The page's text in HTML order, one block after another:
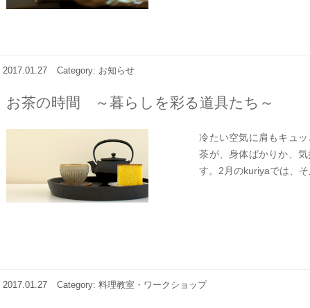
2017.01.27 Category: お知らせ
お茶の時間 ～暮らしを彩る道具たち～
冷たい空気に肩もキュ
茶が、身体ばかりか、
す。2月のkuriyaでは、そ
2017.01.27 Category: 料理教室・ワークショップ